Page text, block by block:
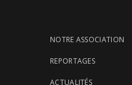
NOTRE ASSOCIATION
REPORTAGES
ACTUALITÉS